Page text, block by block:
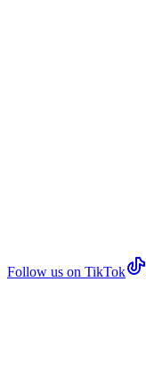
Follow us on TikTok